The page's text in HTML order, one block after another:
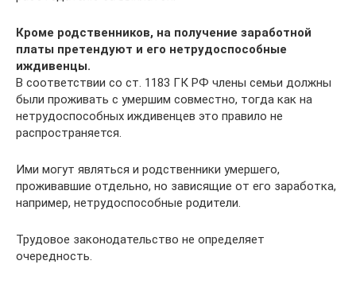
Кроме родственников, на получение заработной
платы претендуют и его нетрудоспособные
иждивенцы.
В соответствии со ст. 1183 ГК РФ члены семьи должны
были проживать с умершим совместно, тогда как на
нетрудоспособных иждивенцев это правило не
распространяется.
Ими могут являться и родственники умершего,
проживавшие отдельно, но зависящие от его заработка,
например, нетрудоспособные родители.
Трудовое законодательство не определяет
очередность.